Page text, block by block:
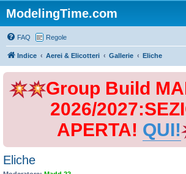
ModelingTime.com
FAQ Regole
Indice Aerei & Elicotteri Gallerie Eliche
Group Build
2026/
APERTA! QUI!
Eliche